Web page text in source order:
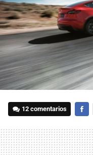
12 comentarios